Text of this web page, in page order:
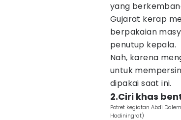
yang
Gujarat kerap
berpakaian
penutup kepala.
Nah, karena
untuk
dipakai saat ini.
2.Ciri khas
Potret kegiatan Abdi
Hadiningrat)